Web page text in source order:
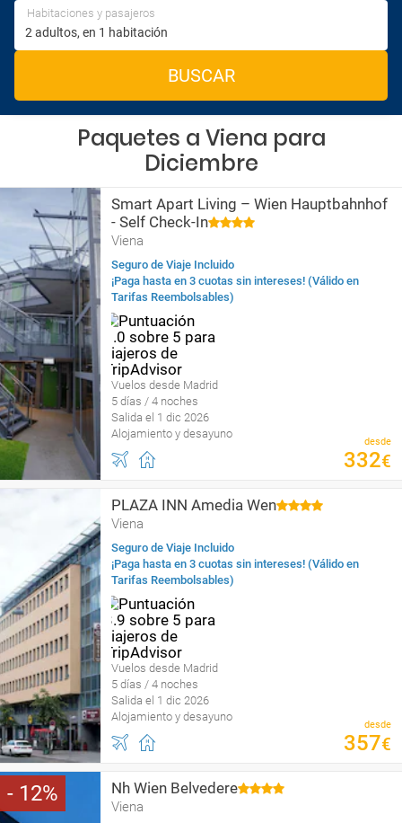
Habitaciones y pasajeros
BUSCAR
Paquetes a Viena para
Diciembre
Smart Apart Living – Wien Hauptbahnhof
- Self Check-In
Viena
Seguro de Viaje Incluido
¡Paga hasta en 3 cuotas sin intereses! (Válido en
Tarifas Reembolsables)
Vuelos desde Madrid
5 días / 4 noches
Salida el 1 dic 2026
Alojamiento y desayuno
desde
332€
PLAZA INN Amedia Wen
Viena
Seguro de Viaje Incluido
¡Paga hasta en 3 cuotas sin intereses! (Válido en
Tarifas Reembolsables)
Vuelos desde Madrid
5 días / 4 noches
Salida el 1 dic 2026
Alojamiento y desayuno
desde
357€
12 Nh Wien Belvedere
Viena